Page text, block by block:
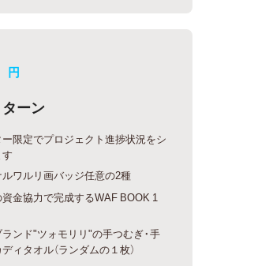
円
ーン
ー限定でプロジェクト進捗状況をシ
ワルリ画バッジ任意の2種
金協力で完成するWAF BOOK 1
ンド"ツォモリリ"の手つむぎ・手
ィタオル（ランダムの１枚）